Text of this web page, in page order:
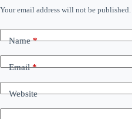
Your email address will not be published.
Name*
Email*
Website